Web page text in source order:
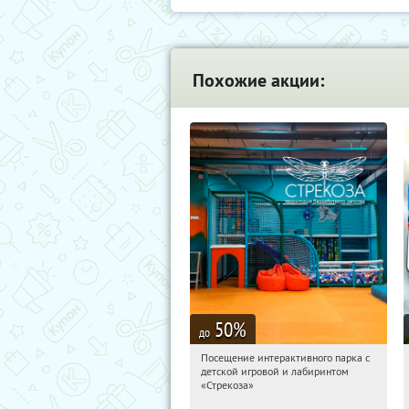
Похожие акции:
до 50%
14:52:26 Купили: 66
Речной вокзал
Посещение интерактивного парка с
детской игровой и лабиринтом
«Стрекоза»